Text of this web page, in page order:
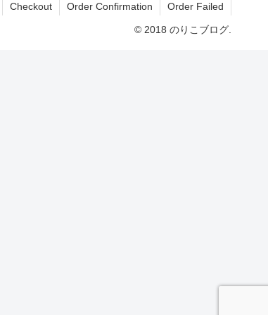
Checkout Order Confirmation Order Failed
© 2018 のりこブログ.